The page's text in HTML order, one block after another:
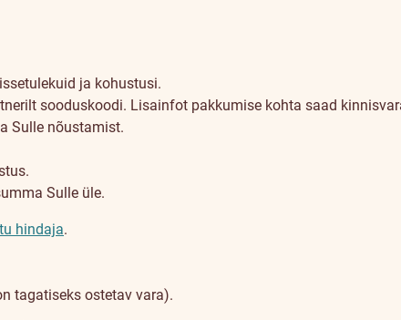
ja kohustusi.
sooduskoodi. Lisainfot pakkumise kohta saad
Sulle nõustamist.
Sulle üle.
hindaja.
tagatiseks ostetav vara).